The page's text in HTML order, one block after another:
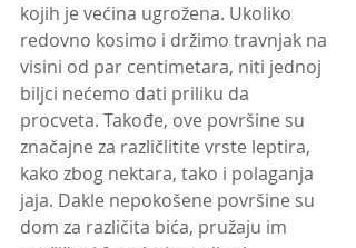
kojih je većina ugrožena. Ukoliko
redovno kosimo i držimo travnjak na
visini od par centimetara, niti jednoj
biljci nećemo dati priliku da
procveta. Takođe, ove površine su
značajne za različlitite vrste leptira,
kako zbog nektara, tako i polaganja
jaja. Dakle nepokošene površine su
dom za različita bića, pružaju im